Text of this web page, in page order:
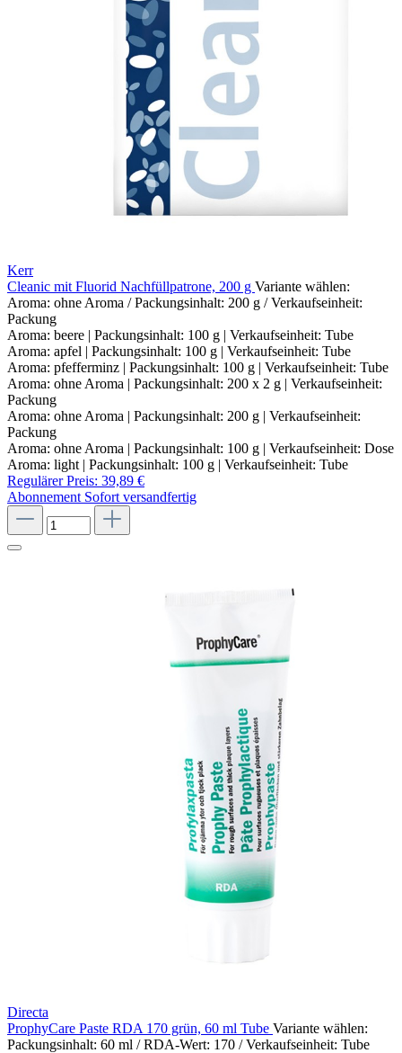
Kerr
Cleanic mit Fluorid Nachfüllpatrone, 200 g Variante wählen:
Aroma: ohne Aroma / Packungsinhalt: 200 g / Verkaufseinheit:
Packung
Aroma: beere | Packungsinhalt: 100 g | Verkaufseinheit: Tube
Aroma: apfel | Packungsinhalt: 100 g | Verkaufseinheit: Tube
Aroma: pfefferminz | Packungsinhalt: 100 g | Verkaufseinheit: Tube
Aroma: ohne Aroma | Packungsinhalt: 200 x 2 g | Verkaufseinheit:
Packung
Aroma: ohne Aroma | Packungsinhalt: 200 g | Verkaufseinheit:
Packung
Aroma: ohne Aroma | Packungsinhalt: 100 g | Verkaufseinheit: Dose
Aroma: light | Packungsinhalt: 100 g | Verkaufseinheit: Tube
Regulärer Preis: 39,89 €
Abonnement Sofort versandfertig
Directa
ProphyCare Paste RDA 170 grün, 60 ml Tube Variante wählen:
Packungsinhalt: 60 ml / RDA-Wert: 170 / Verkaufseinheit: Tube